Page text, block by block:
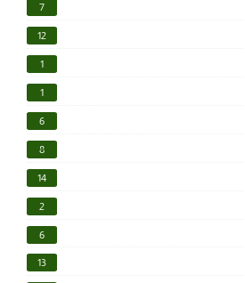
7
12
1
1
6
8
14
2
6
13